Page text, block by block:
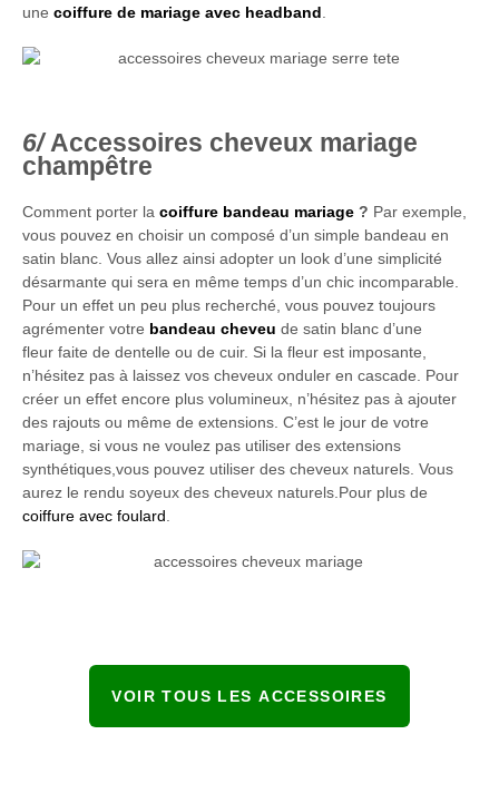
une coiffure de mariage avec headband.
Accessoires cheveux mariage
champêtre
Comment porter la coiffure bandeau mariage ? Par exemple,
vous pouvez en choisir un composé d’un simple bandeau en
satin blanc. Vous allez ainsi adopter un look d’une simplicité
désarmante qui sera en même temps d’un chic incomparable.
Pour un effet un peu plus recherché, vous pouvez toujours
agrémenter votre bandeau cheveu de satin blanc d’une
fleur faite de dentelle ou de cuir. Si la fleur est imposante,
n’hésitez pas à laissez vos cheveux onduler en cascade. Pour
créer un effet encore plus volumineux, n’hésitez pas à ajouter
des rajouts ou même de extensions. C’est le jour de votre
mariage, si vous ne voulez pas utiliser des extensions
synthétiques,vous pouvez utiliser des cheveux naturels. Vous
aurez le rendu soyeux des cheveux naturels.Pour plus de
coiffure avec foulard
VOIR TOUS LES ACCESSOIRES